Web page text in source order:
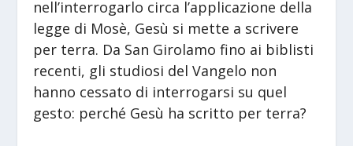
nell’interrogarlo circa l’applicazione della
legge di Mosè, Gesù si mette a scrivere
per terra. Da San Girolamo fino ai biblisti
recenti, gli studiosi del Vangelo non
hanno cessato di interrogarsi su quel
gesto: perché Gesù ha scritto per terra?